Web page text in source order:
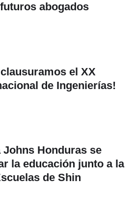
abogados
el XX
de Ingenierías!
Johns Honduras se
la educación junto a la
de Shin